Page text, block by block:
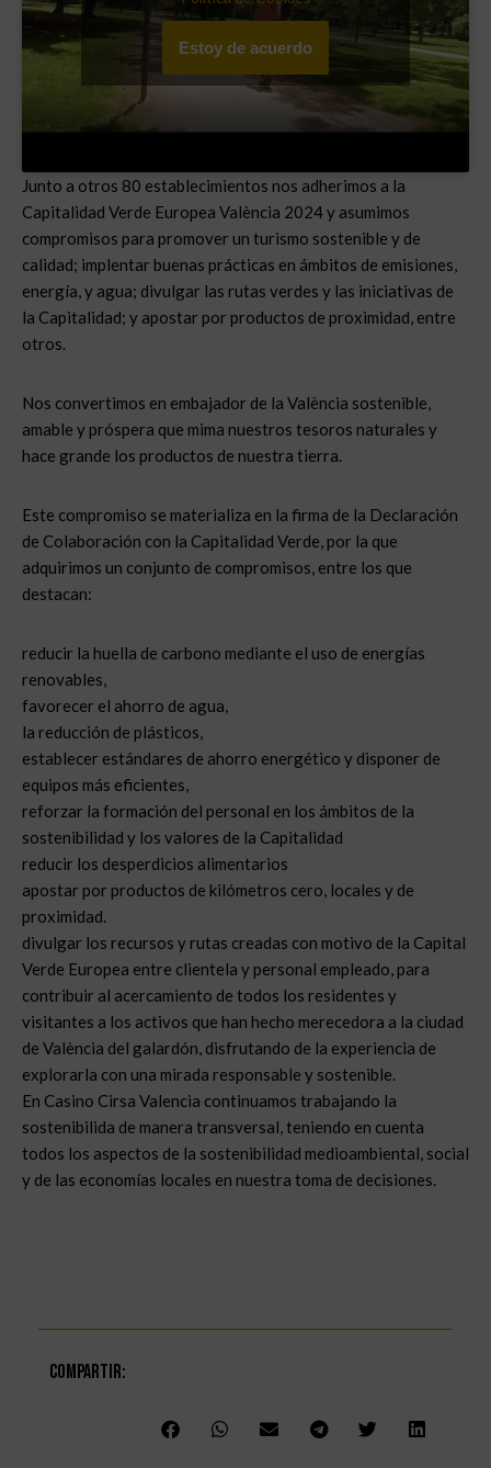
Estoy de acuerdo
Junto a otros 80 establecimientos nos adherimos a la
Capitalidad Verde Europea València 2024 y asumimos
compromisos para promover un turismo sostenible y de
calidad; implentar buenas prácticas en ámbitos de emisiones,
energía, y agua; divulgar las rutas verdes y las iniciativas de
la Capitalidad; y apostar por productos de proximidad, entre
otros.
Nos convertimos en embajador de la València sostenible,
amable y próspera que mima nuestros tesoros naturales y
hace grande los productos de nuestra tierra.
Este compromiso se materializa en la firma de la Declaración
de Colaboración con la Capitalidad Verde, por la que
adquirimos un conjunto de compromisos, entre los que
destacan:
reducir la huella de carbono mediante el uso de energías
renovables,
favorecer el ahorro de agua,
la reducción de plásticos,
establecer estándares de ahorro energético y disponer de
equipos más eficientes,
reforzar la formación del personal en los ámbitos de la
sostenibilidad y los valores de la Capitalidad
reducir los desperdicios alimentarios
apostar por productos de kilómetros cero, locales y de
proximidad.
divulgar los recursos y rutas creadas con motivo de la Capital
Verde Europea entre clientela y personal empleado, para
contribuir al acercamiento de todos los residentes y
visitantes a los activos que han hecho merecedora a la ciudad
de València del galardón, disfrutando de la experiencia de
explorarla con una mirada responsable y sostenible.
En Casino Cirsa Valencia continuamos trabajando la
sostenibilida de manera transversal, teniendo en cuenta
todos los aspectos de la sostenibilidad medioambiental, social
y de las economías locales en nuestra toma de decisiones.
Compartir: